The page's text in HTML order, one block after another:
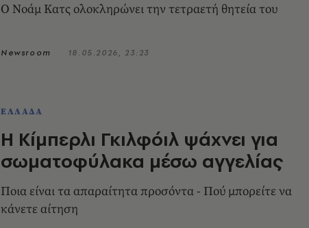
O Nοάμ Κατς ολοκληρώνει την τετραετή θητεία του
Newsroom 18.05.2026, 23:23
ΕΛΛΑΔΑ
Η Κίμπερλι Γκιλφόιλ ψάχνει για
σωματοφύλακα μέσω αγγελίας
Ποια είναι τα απαραίτητα προσόντα - Πού μπορείτε να
κάνετε αίτηση